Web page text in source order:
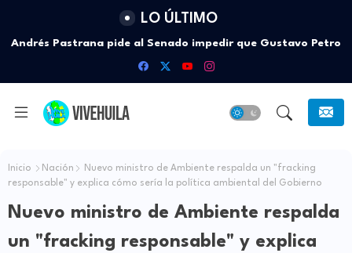
LO ÚLTIMO
Andrés Pastrana pide al Senado impedir que Gustavo Petro
salga de Colombia tras dejar la Presidencia
Inicio Nación
Nuevo ministro de Ambiente respalda un "fracking
responsable" y explica cómo sería la política ambiental del Gobierno
Nuevo ministro de Ambiente respalda
un "fracking responsable" y explica